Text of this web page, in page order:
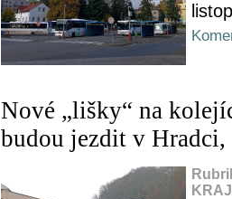
Nové „lišky“ na
budou jezdit v